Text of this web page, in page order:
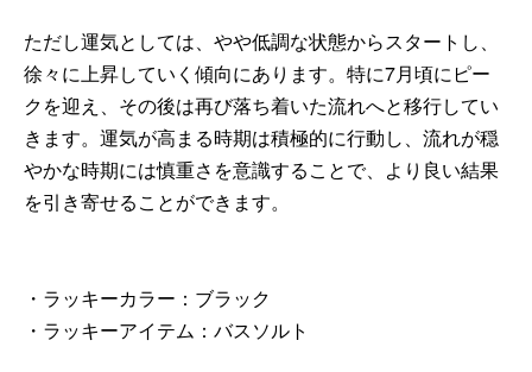
ただし運気としては、やや低調な状態からスタートし、
徐々に上昇していく傾向にあります。特に7月頃にピー
クを迎え、その後は再び落ち着いた流れへと移行してい
きます。運気が高まる時期は積極的に行動し、流れが穏
やかな時期には慎重さを意識することで、より良い結果
を引き寄せることができます。
・ラッキーカラー：ブラック
・ラッキーアイテム：バスソルト